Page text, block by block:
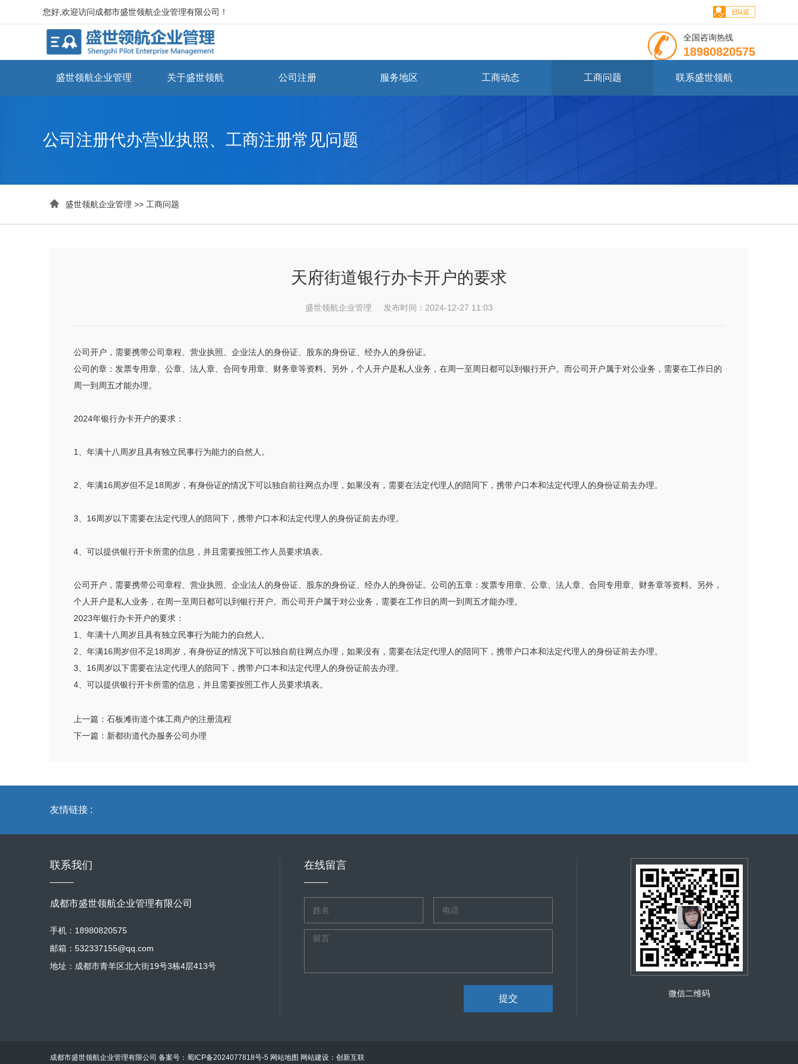
您好,欢迎访问成都市盛世领航企业管理有限公司！
全国咨询热线
18980820575
盛世领航企业管理 关于盛世领航 公司注册 服务地区 工商动态 工商问题 联系盛世领航
公司注册代办营业执照、工商注册常见问题
 盛世领航企业管理 >> 工商问题
天府街道银行办卡开户的要求
盛世领航企业管理 发布时间：2024-12-27 11:03
公司开户，需要携带公司章程、营业执照、企业法人的身份证、股东的身份证、经办人的身份证。
公司的章：发票专用章、公章、法人章、合同专用章、财务章等资料。另外，个人开户是私人业务，在周一至周日都可以到银行开户。而公司开户属于对公业务，需要在工作日的
周一到周五才能办理。
2024年银行办卡开户的要求：
1、年满十八周岁且具有独立民事行为能力的自然人。
2、年满16周岁但不足18周岁，有身份证的情况下可以独自前往网点办理，如果没有，需要在法定代理人的陪同下，携带户口本和法定代理人的身份证前去办理。
3、16周岁以下需要在法定代理人的陪同下，携带户口本和法定代理人的身份证前去办理。
4、可以提供银行开卡所需的信息，并且需要按照工作人员要求填表。
公司开户，需要携带公司章程、营业执照、企业法人的身份证、股东的身份证、经办人的身份证。公司的五章：发票专用章、公章、法人章、合同专用章、财务章等资料。另外，
个人开户是私人业务，在周一至周日都可以到银行开户。而公司开户属于对公业务，需要在工作日的周一到周五才能办理。
2023年银行办卡开户的要求：
1、年满十八周岁且具有独立民事行为能力的自然人。
2、年满16周岁但不足18周岁，有身份证的情况下可以独自前往网点办理，如果没有，需要在法定代理人的陪同下，携带户口本和法定代理人的身份证前去办理。
3、16周岁以下需要在法定代理人的陪同下，携带户口本和法定代理人的身份证前去办理。
4、可以提供银行开卡所需的信息，并且需要按照工作人员要求填表。
上一篇： 石板滩街道个体工商户的注册流程
下一篇： 新都街道代办服务公司办理
友情链接 :
联系我们
成都市盛世领航企业管理有限公司
手机：18980820575
邮箱：532337155@qq.com
地址：成都市青羊区北大街19号3栋4层413号
在线留言
提交 微信二维码
成都市盛世领航企业管理有限公司 备案号： 蜀ICP备2024077818号-5 网站地图 网站建设：创新互联